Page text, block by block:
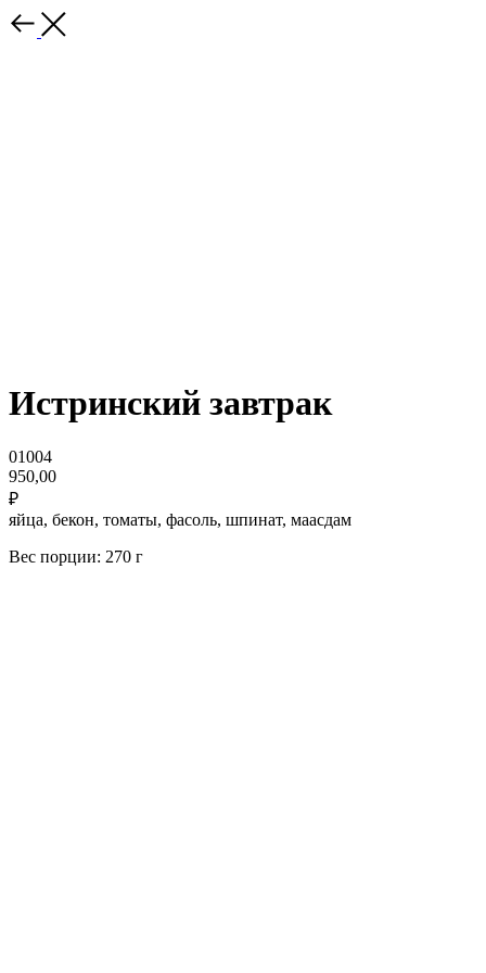
Истринский завтрак
01004
950,00
₽
яйца, бекон, томаты, фасоль, шпинат, маасдам
Вес порции: 270 г